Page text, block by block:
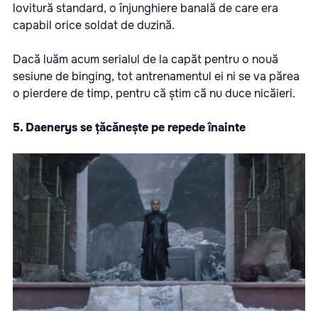
lovitură standard, o înjunghiere banală de care era
capabil orice soldat de duzină.
Dacă luăm acum serialul de la capăt pentru o nouă
sesiune de binging, tot antrenamentul ei ni se va părea
o pierdere de timp, pentru că știm că nu duce nicăieri.
5. Daenerys se țăcănește pe repede înainte